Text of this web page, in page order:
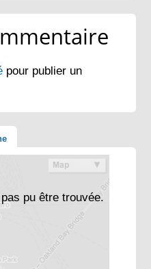
pour publier un
pu être trouvée.